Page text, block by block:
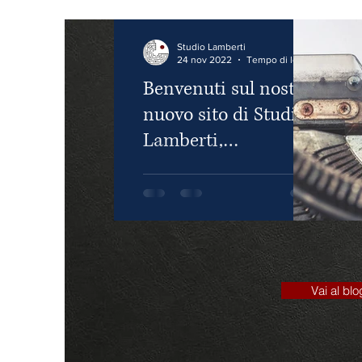
Benvenuti sul nostro
nuovo sito di Studio
Lamberti,
Milano
Blog post di benvenuto al
nostro nuovo sito Web.
Studio Lamberti
24 nov 2022
Vai al